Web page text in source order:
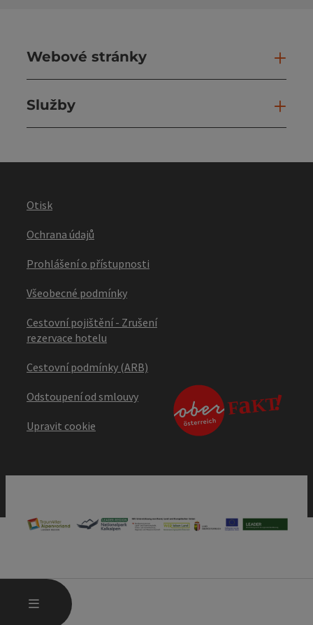
MENU
Webové stránky
Služby
Otisk
Ochrana údajů
Prohlášení o přístupnosti
Všeobecné podmínky
Cestovní pojištění - Zrušení
rezervace hotelu
Cestovní podmínky (ARB)
Odstoupení od smlouvy
Upravit cookie